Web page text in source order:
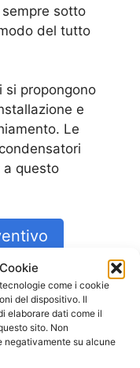
come i cookie
del dispositivo. Il
elaborare dati come il
sito. Non
negativamente su alcune
sotto
del tutto
si propongono
e
Le
a questo
Stefano
Santo